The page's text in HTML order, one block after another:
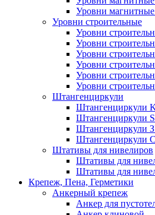
Уровни
Уровни строительные
Уровни
Уровни
Уровни
Уровни
Уровни
Уровни
Штангенциркули
Штангенциркули
Штангенциркули
Штангенциркули
Штангенциркули
Штативы для нивелиров
Штативы для
Штативы для
Крепеж, Пена, Герметики
Анкерный крепеж
Анкер для